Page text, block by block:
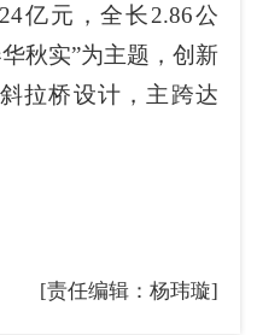
亿元，全长2.86公
秋实”为主题，创新
拉桥设计，主跨达
[责任编辑：杨玮璇]